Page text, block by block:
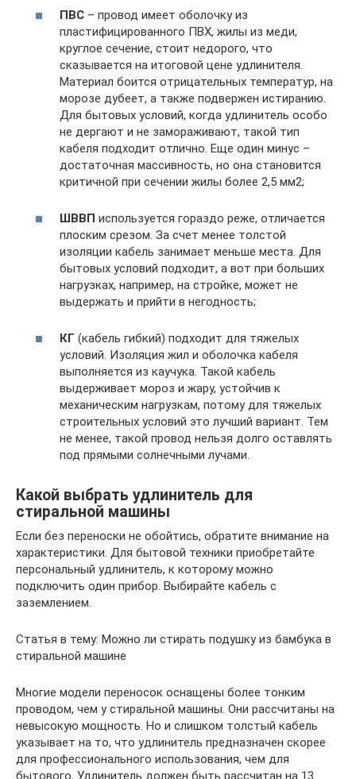
ПВС – провод имеет оболочку из
пластифицированного ПВХ, жилы из меди,
круглое сечение, стоит недорого, что
сказывается на итоговой цене удлинителя.
Материал боится отрицательных температур, на
морозе дубеет, а также подвержен истиранию.
Для бытовых условий, когда удлинитель особо
не дергают и не замораживают, такой тип
кабеля подходит отлично. Еще один минус –
достаточная массивность, но она становится
критичной при сечении жилы более 2,5 мм2;
ШВВП используется гораздо реже, отличается
плоским срезом. За счет менее толстой
изоляции кабель занимает меньше места. Для
бытовых условий подходит, а вот при больших
нагрузках, например, на стройке, может не
выдержать и прийти в негодность;
КГ (кабель гибкий) подходит для тяжелых
условий. Изоляция жил и оболочка кабеля
выполняется из каучука. Такой кабель
выдерживает мороз и жару, устойчив к
механическим нагрузкам, потому для тяжелых
строительных условий это лучший вариант. Тем
не менее, такой провод нельзя долго оставлять
под прямыми солнечными лучами.
Какой выбрать удлинитель для
стиральной машины
Если без переноски не обойтись, обратите внимание на
характеристики. Для бытовой техники приобретайте
персональный удлинитель, к которому можно
подключить один прибор. Выбирайте кабель с
заземлением.
Статья в тему: Можно ли стирать подушку из бамбука в
стиральной машине
Многие модели переносок оснащены более тонким
проводом, чем у стиральной машины. Они рассчитаны на
невысокую мощность. Но и слишком толстый кабель
указывает на то, что удлинитель предназначен скорее
для профессионального использования, чем для
бытового. Удлинитель должен быть рассчитан на 13